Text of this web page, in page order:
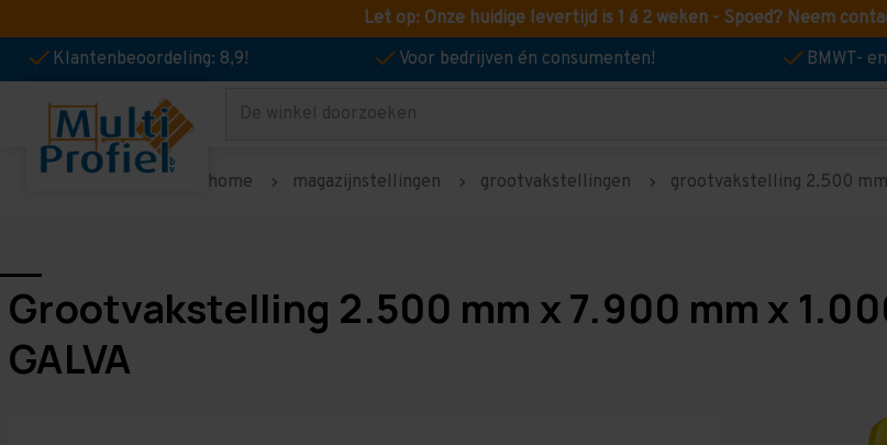
Let op: Onze huidige levertijd is 1 á 2 weken - Spoed? Neem
Klantenbeoordeling: 8,9!
Voor bedrijven én consumenten! BMWT-
Zoeken
home magazijnstellingen grootvakstellingen grootvakstelling 2.500
Grootvakstelling 2.500 mm x 7.900 mm x
GALVA